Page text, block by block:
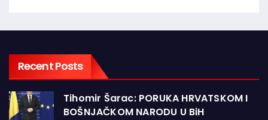
Recent Posts
Tihomir Šarac: PORUKA HRVATSKOM I
BOŠNJAČKOM NARODU U BiH